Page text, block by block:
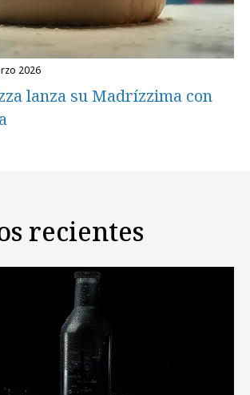
2026
lanza su Madrízzima con
recientes